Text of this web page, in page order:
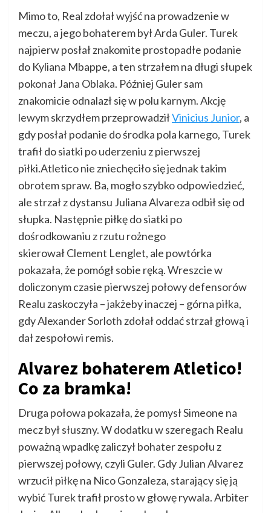
Mimo to, Real zdołał wyjść na prowadzenie w
meczu, a jego bohaterem był Arda Guler. Turek
najpierw posłał znakomite prostopadłe podanie
do Kyliana Mbappe, a ten strzałem na długi słupek
pokonał Jana Oblaka. Później Guler sam
znakomicie odnalazł się w polu karnym. Akcję
lewym skrzydłem przeprowadziłVinicius Junior, a
gdy posłał podanie do środka pola karnego, Turek
trafił do siatki po uderzeniu z pierwszej
piłki.Atletico nie zniechęciło się jednak takim
obrotem spraw. Ba, mogło szybko odpowiedzieć,
ale strzał z dystansu Juliana Alvareza odbił się od
słupka. Następnie piłkę do siatki po
dośrodkowaniu z rzutu rożnego
skierował Clement Lenglet, ale powtórka
pokazała, że pomógł sobie ręką. Wreszcie w
doliczonym czasie pierwszej połowy defensorów
Realu zaskoczyła – jakżeby inaczej – górna piłka,
gdy Alexander Sorloth zdołał oddać strzał głową i
dał zespołowi remis.
Alvarez bohaterem Atletico!
Co za bramka!
Druga połowa pokazała, że pomysł Simeone na
mecz był słuszny. W dodatku w szeregach Realu
poważną wpadkę zaliczył bohater zespołu z
pierwszej połowy, czyli Guler. Gdy Julian Alvarez
wrzucił piłkę na Nico Gonzaleza, starający się ją
wybić Turek trafił prosto w głowę rywala. Arbiter